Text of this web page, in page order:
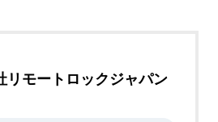
リモートロックジャパン